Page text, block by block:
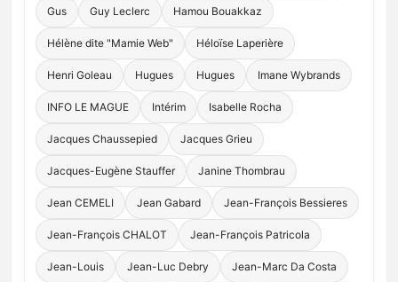
Gus Guy Leclerc Hamou Bouakkaz
Hélène dite "Mamie Web" Héloïse Laperière
Henri Goleau Hugues Hugues Imane Wybrands
INFO LE MAGUE Intérim Isabelle Rocha
Jacques Chaussepied Jacques Grieu
Jacques-Eugène Stauffer Janine Thombrau
Jean CEMELI Jean Gabard Jean-François Bessieres
Jean-François CHALOT Jean-François Patricola
Jean-Louis Jean-Luc Debry Jean-Marc Da Costa